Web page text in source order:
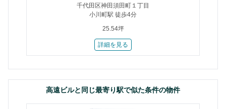
千代田区神田須田町１丁目
小川町駅 徒歩4分
25.54坪
詳細を見る
高遠ビルと同じ最寄り駅で似た条件の物件